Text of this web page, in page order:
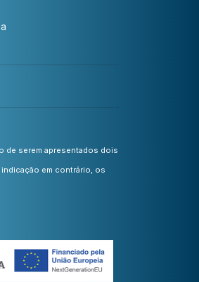
de serem apresentados dois
em contrário, os